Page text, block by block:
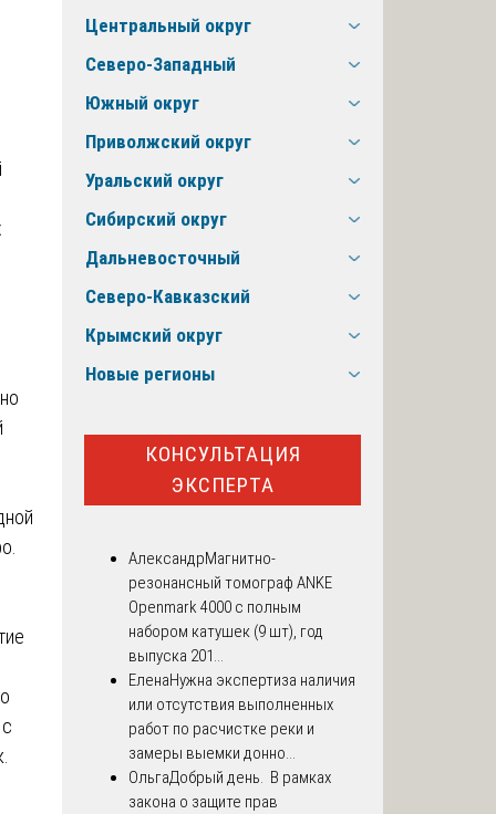
Центральный округ
Северо-Западный
Южный округ
Приволжский округ
Уральский округ
Сибирский округ
Дальневосточный
Северо-Кавказский
Крымский округ
Новые регионы
КОНСУЛЬТАЦИЯ
ЭКСПЕРТА
АлександрМагнитно-
резонансный томограф ANKE
Openmark 4000 с полным
набором катушек (9 шт), год
выпуска 201...
ЕленаНужна экспертиза наличия
или отсутствия выполненных
работ по расчистке реки и
замеры выемки донно...
ОльгаДобрый день. В рамках
закона о защите прав